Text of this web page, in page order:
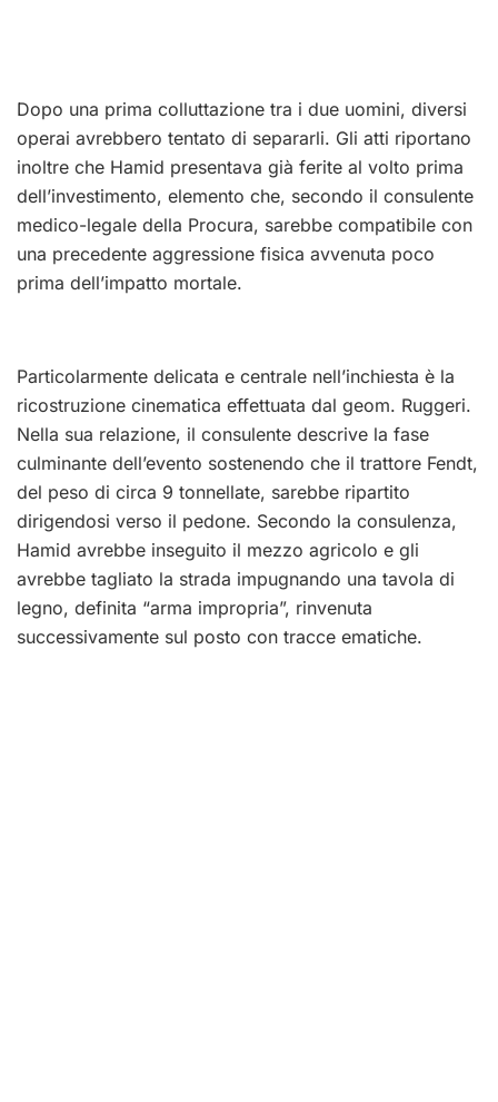
Dopo una prima colluttazione tra i due uomini, diversi
operai avrebbero tentato di separarli. Gli atti riportano
inoltre che Hamid presentava già ferite al volto prima
dell’investimento, elemento che, secondo il consulente
medico-legale della Procura, sarebbe compatibile con
una precedente aggressione fisica avvenuta poco
prima dell’impatto mortale.
Particolarmente delicata e centrale nell’inchiesta è la
ricostruzione cinematica effettuata dal geom. Ruggeri.
Nella sua relazione, il consulente descrive la fase
culminante dell’evento sostenendo che il trattore Fendt,
del peso di circa 9 tonnellate, sarebbe ripartito
dirigendosi verso il pedone. Secondo la consulenza,
Hamid avrebbe inseguito il mezzo agricolo e gli
avrebbe tagliato la strada impugnando una tavola di
legno, definita “arma impropria”, rinvenuta
successivamente sul posto con tracce ematiche.